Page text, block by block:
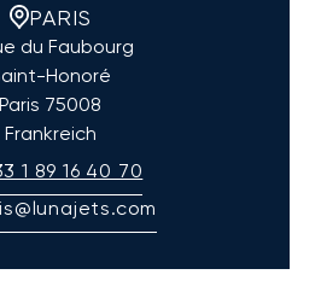
PARIS
du Faubourg
Honoré
Paris 75008
Frankreich
1 89 16 40 70